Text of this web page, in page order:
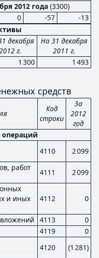
2012 года (3300)
0 -57
-13
декабря
г.
На 31 декабря
2011 г.
1 300 1 493
средств
Код
строки
За
2012
год
4110
2 099
работ
4111
2 099
и иных
4112 0
4113
0
4119
0
4120
(1 281)